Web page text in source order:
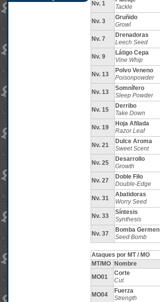
Nv. 1
Tackle
Nv. 3
Gruñido
Growl
Nv. 7
Drenadoras
Leech Seed
Nv. 9
Látigo Cepa
Vine Whip
Nv. 13
Polvo Veneno
Poisonpowder
Nv. 13
Somnífero
Sleep Powder
Nv. 15
Derribo
Take Down
Nv. 19
Hoja Afilada
Razor Leaf
Nv. 21
Dulce Aroma
Sweet Scent
Nv. 25
Desarrollo
Growth
Nv. 27
Doble Filo
Double-Edge
Nv. 31
Abatidoras
Worry Seed
Nv. 33
Síntesis
Synthesis
Nv. 37
Bomba Germen
Seed Bomb
Ataques por MT / MO
MT/MO
Nombre
MO01
Corte
Cut
MO04
Fuerza
Strength